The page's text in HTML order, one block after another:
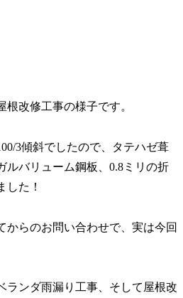
改修工事の様子です。
3傾斜でしたので、タテハゼ葺
ルバリューム鋼板、0.8ミリの折
した！
からのお問い合わせで、実は今回
ランダ雨漏り工事、そして屋根改